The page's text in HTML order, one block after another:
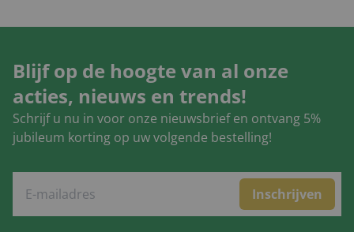
Blijf op de hoogte van al onze
acties, nieuws en trends!
Schrijf u nu in voor onze nieuwsbrief en ontvang 5%
jubileum korting op uw volgende bestelling!
Inschrijven